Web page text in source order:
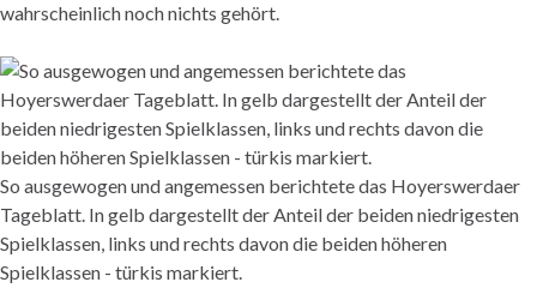
wahrscheinlich noch nichts gehört.
So ausgewogen und angemessen berichtete das Hoyerswerdaer
Tageblatt. In gelb dargestellt der Anteil der beiden niedrigesten
Spielklassen, links und rechts davon die beiden höheren
Spielklassen - türkis markiert.